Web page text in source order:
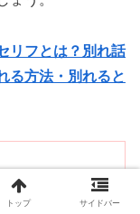
リフとは？別れ話
る方法・別れると
トップ サイドバー